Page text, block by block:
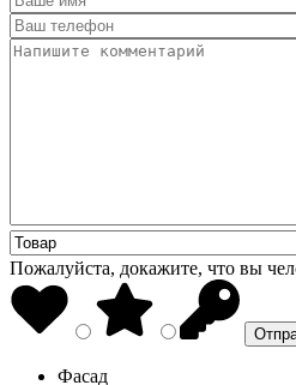
Пожалуйста, докажите, что вы
Фасад